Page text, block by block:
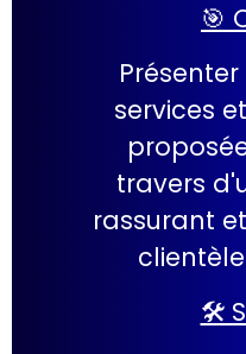
🎯
services
travers
rassurant
🛠️